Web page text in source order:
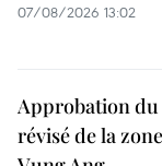
07/08/2026 13:02
Approbation
révisé de la